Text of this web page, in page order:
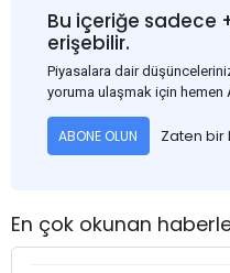
Bu içeriğe sadece
erişebilir.
Piyasalara dair
yoruma ulaşmak için hemen
ABONE OLUN Zaten bir
En çok okunan